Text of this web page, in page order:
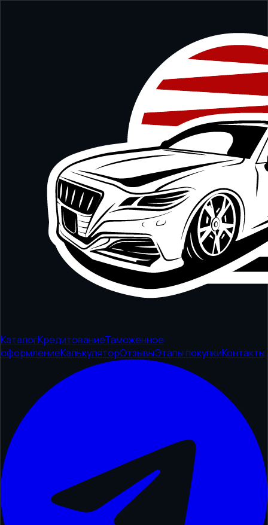
КаталогКредитованиеТаможенное
оформлениеКалькуляторОтзывыЭтапы покупкиКонтакты